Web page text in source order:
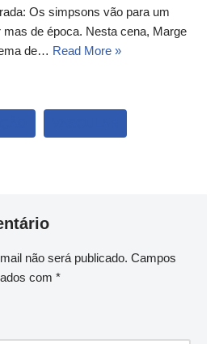
Os simpsons vão para um
mas de época. Nesta cena, Marge
de… Read More »
não será publicado. Campos
com *